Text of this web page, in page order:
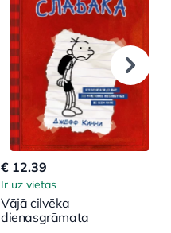
€ 12.39
Ir uz vietas
Vājā cilvēka
dienasgrāmata